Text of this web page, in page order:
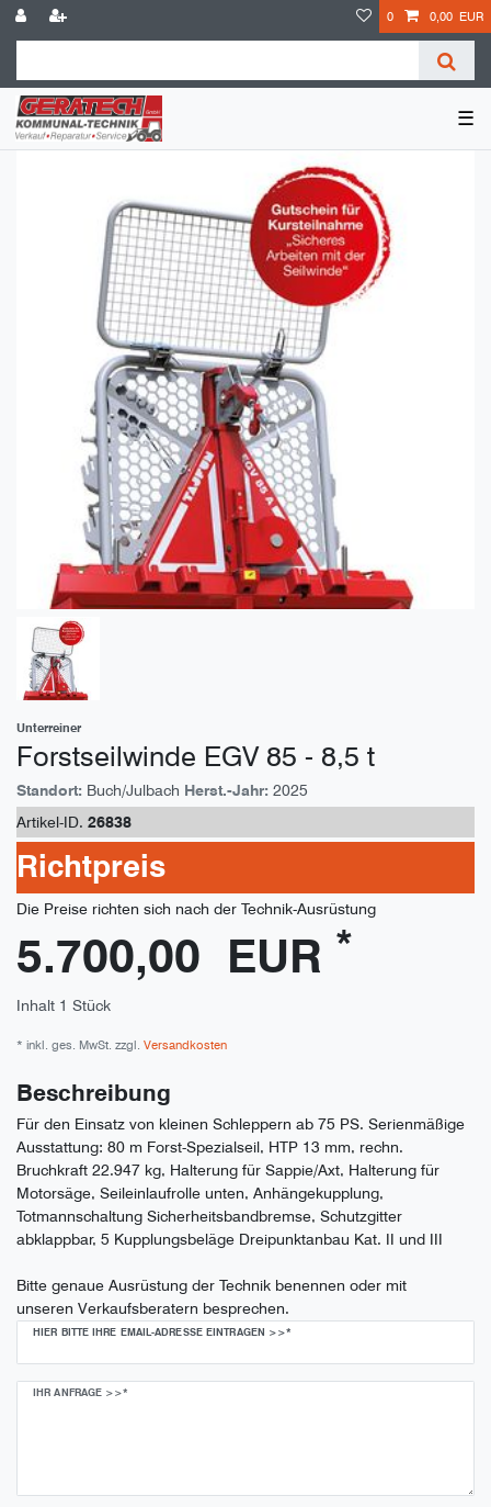
0 0,00 EUR
☰
Unterreiner
Forstseilwinde EGV 85 - 8,5 t
Standort: Buch/Julbach Herst.-Jahr: 2025
Artikel-ID. 26838
Richtpreis
Die Preise richten sich nach der Technik-Ausrüstung
5.700,00 EUR *
Inhalt 1 Stück
* inkl. ges. MwSt. zzgl. Versandkosten
Beschreibung
Für den Einsatz von kleinen Schleppern ab 75 PS. Serienmäßige
Ausstattung: 80 m Forst-Spezialseil, HTP 13 mm, rechn.
Bruchkraft 22.947 kg, Halterung für Sappie/Axt, Halterung für
Motorsäge, Seileinlaufrolle unten, Anhängekupplung,
Totmannschaltung Sicherheitsbandbremse, Schutzgitter
abklappbar, 5 Kupplungsbeläge Dreipunktanbau Kat. II und III
Bitte genaue Ausrüstung der Technik benennen oder mit
unseren Verkaufsberatern besprechen.
HIER BITTE IHRE EMAIL-ADRESSE EINTRAGEN >>*
IHR ANFRAGE >>*